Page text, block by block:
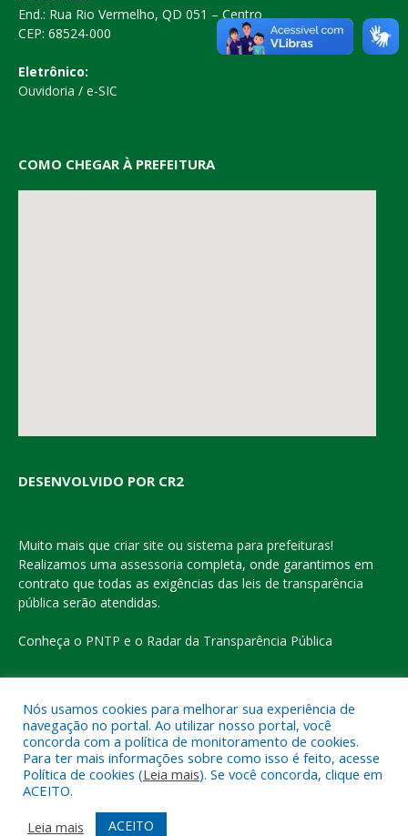
End.: Rua Rio Vermelho, QD 051 – Centro
CEP: 68524-000
Eletrônico:
Ouvidoria / e-SIC
COMO CHEGAR À PREFEITURA
DESENVOLVIDO POR CR2
Muito mais que criar site ou sistema para prefeituras!
Realizamos uma assessoria completa, onde garantimos em
contrato que todas as exigências das leis de transparência
pública serão atendidas.
Conheça o PNTP e o Radar da Transparência Pública
Todos os direitos reservados a Prefeitura Municipal de Eldorado
do Carajás
Mapa do Site
Acessar o Webmail
Nós usamos cookies para melhorar sua experiência de
navegação no portal. Ao utilizar nosso portal, você
concorda com a política de monitoramento de cookies.
Para ter mais informações sobre como isso é feito, acesse
Política de cookies (Leia mais). Se você concorda, clique em
ACEITO.
Leia mais
ACEITO